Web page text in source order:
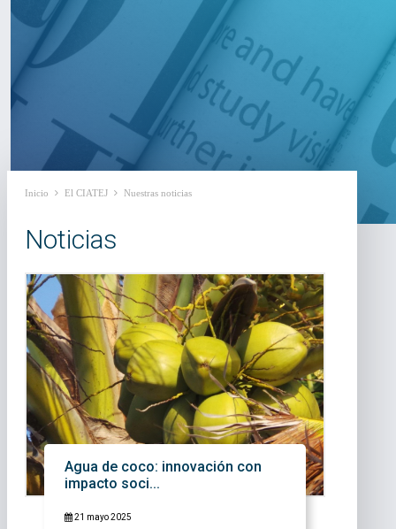
Inicio El CIATEJ Nuestras noticias
Noticias
Agua de coco: innovación con
impacto soci...
21 mayo 2025